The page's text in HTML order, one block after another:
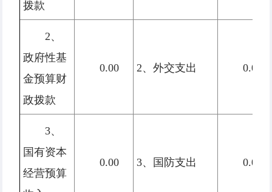
拨款
2、
政府性基
金预算财
政拨款
0.00 2、外交支出 0.00
3、
国有资本
经营预算
0.00 3、国防支出 0.00